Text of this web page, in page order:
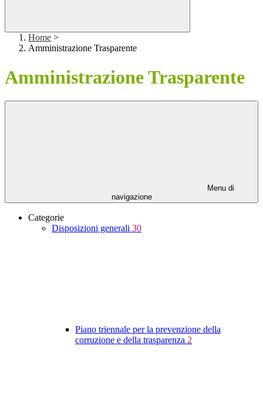
Home >
Amministrazione Trasparente
Amministrazione Trasparente
Menu di
navigazione
Categorie
Disposizioni generali 30
Piano triennale per la prevenzione della
corruzione e della trasparenza 2